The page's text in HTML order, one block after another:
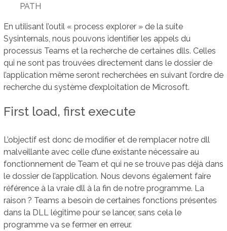
PATH
En utilisant l’outil « process explorer » de la suite
Sysinternals, nous pouvons identifier les appels du
processus Teams et la recherche de certaines dlls. Celles
qui ne sont pas trouvées directement dans le dossier de
l’application même seront recherchées en suivant l’ordre de
recherche du système d’exploitation de Microsoft.
First load, first execute
L’objectif est donc de modifier et de remplacer notre dll
malveillante avec celle d’une existante nécessaire au
fonctionnement de Team et qui ne se trouve pas déjà dans
le dossier de l’application. Nous devons également faire
référence à la vraie dll à la fin de notre programme. La
raison ? Teams a besoin de certaines fonctions présentes
dans la DLL légitime pour se lancer, sans cela le
programme va se fermer en erreur.